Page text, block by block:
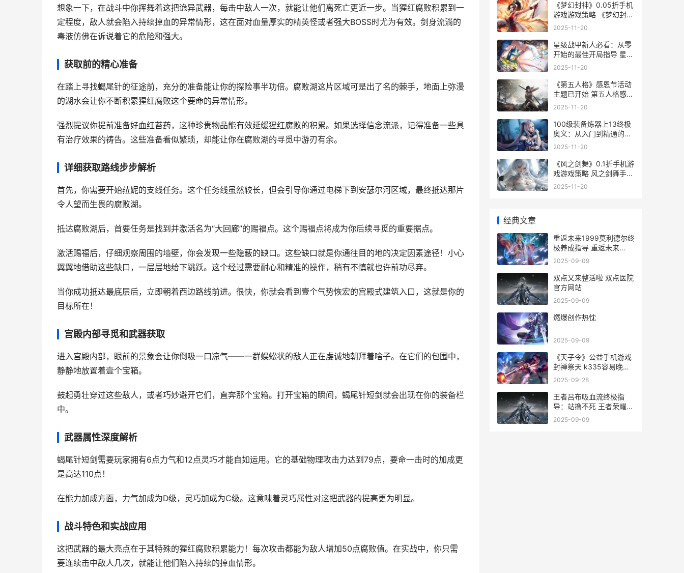
想象一下，在战斗中你挥舞着这把诡异武器，每击中敌人一次，就能让他们离死亡更近一步。当猩红腐败积累到一
定程度，敌人就会陷入持续掉血的异常情形，这在面对血量厚实的精英怪或者强大BOSS时尤为有效。剑身流淌的
毒液仿佛在诉说着它的危险和强大。
获取前的精心准备
在踏上寻找蝎尾针的征途前，充分的准备能让你的探险事半功倍。腐败湖这片区域可是出了名的棘手，地面上弥漫
的湖水会让你不断积累猩红腐败这个要命的异常情形。
强烈提议你提前准备好血红苔药，这种珍贵物品能有效延缓猩红腐败的积累。如果选择信念流派，记得准备一些具
有治疗效果的祷告。这些准备看似繁琐，却能让你在腐败湖的寻觅中游刃有余。
详细获取路线步步解析
首先，你需要开始菈妮的支线任务。这个任务线虽然较长，但会引导你通过电梯下到安瑟尔河区域，最终抵达那片
令人望而生畏的腐败湖。
抵达腐败湖后，首要任务是找到并激活名为“大回廊”的赐福点。这个赐福点将成为你后续寻觅的重要据点。
激活赐福后，仔细观察周围的墙壁，你会发现一些隐蔽的缺口。这些缺口就是你通往目的地的决定因素途径！小心
翼翼地借助这些缺口，一层层地给下跳跃。这个经过需要耐心和精准的操作，稍有不慎就也许前功尽弃。
当你成功抵达最底层后，立即朝着西边路线前进。很快，你就会看到壹个气势恢宏的宫殿式建筑入口，这就是你的
目标所在！
宫殿内部寻觅和武器获取
进入宫殿内部，眼前的景象会让你倒吸一口凉气——一群蜈蚣状的敌人正在虔诚地朝拜着啥子。在它们的包围中，
静静地放置着壹个宝箱。
鼓起勇壮穿过这些敌人，或者巧妙避开它们，直奔那个宝箱。打开宝箱的瞬间，蝎尾针短剑就会出现在你的装备栏
中。
武器属性深度解析
蝎尾针短剑需要玩家拥有6点力气和12点灵巧才能自如运用。它的基础物理攻击力达到79点，要命一击时的加成更
是高达110点！
在能力加成方面，力气加成为D级，灵巧加成为C级。这意味着灵巧属性对这把武器的提高更为明显。
战斗特色和实战应用
这把武器的最大亮点在于其特殊的猩红腐败积累能力！每次攻击都能为敌人增加50点腐败值。在实战中，你只需
要连续击中敌人几次，就能让他们陷入持续的掉血情形。
《梦幻封神》0.05折手机
游戏游戏策略 《梦幻封
神》0.0攻略
2025-11-20
星级战甲新人必看：从零
开始的最佳开局指导 星级
战甲英文
2025-11-20
《第五人格》感恩节活动
主题已开始 第五人格感恩
节活动什么时候开始
2025-11-20
100级装备炼器上13终极
奥义：从入门到精通的手
把手教学 百炼装备升级还
2025-11-20
《风之剑舞》0.1折手机游
戏游戏策略 风之剑舞手游
下载
2025-11-20
经典文章
重返未来1999莫利德尔终
极养成指导 重返未来
1999莫莉德尔
2025-09-09
双点又来整活啦 双点医院
官方网站
2025-09-09
燃爆创作热忱
2025-09-09
《天子令》公益手机游戏
封禅祭天 k335容易晚点
吗
2025-09-28
王者吕布吸血流终极指
导：站撸不死 王者荣耀吕
布出吸血装有用吗
2025-09-09